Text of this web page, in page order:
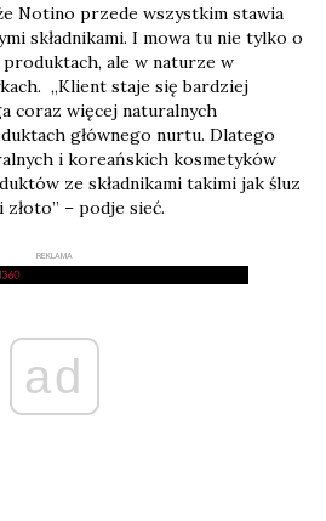
Notino przede wszystkim stawia
składnikami. I mowa tu nie tylko o
ale w naturze w
„Klient staje się bardziej
coraz więcej naturalnych
głównego nurtu. Dlatego
i koreańskich kosmetyków
ze składnikami takimi jak śluz
złoto” – podje sieć.
REKLAMA
ad